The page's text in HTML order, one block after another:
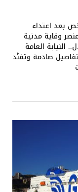
بعد اعتداء
وقاية مدنية
النيابة العامة
صادمة وتفنّد